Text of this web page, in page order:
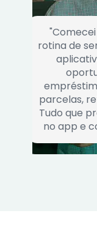
rotina de
parcelas,
Tudo que
no app e